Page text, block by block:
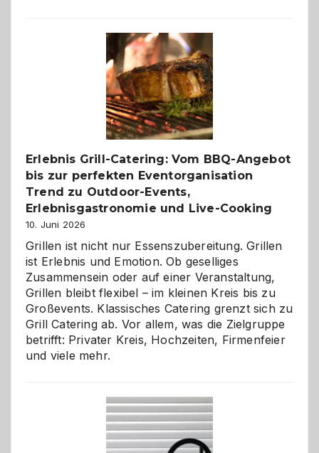
–
die
Gelegenheit,
neue
Reiseziele
zu
entdecken
Erlebnis Grill-Catering: Vom BBQ-Angebot
bis zur perfekten Eventorganisation
Trend zu Outdoor-Events,
Erlebnisgastronomie und Live-Cooking
10. Juni 2026
Grillen ist nicht nur Essenszubereitung. Grillen
ist Erlebnis und Emotion. Ob geselliges
Zusammensein oder auf einer Veranstaltung,
Grillen bleibt flexibel – im kleinen Kreis bis zu
Großevents. Klassisches Catering grenzt sich zu
Grill Catering ab. Vor allem, was die Zielgruppe
betrifft: Privater Kreis, Hochzeiten, Firmenfeier
und viele mehr.